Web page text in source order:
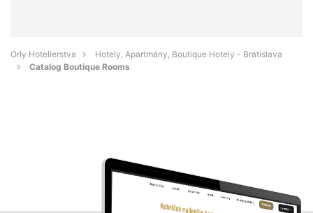
Orly Hotelierstva
Hotely, Apartmány, Boutique Hotely - Bratislava
Catalog Boutique Rooms